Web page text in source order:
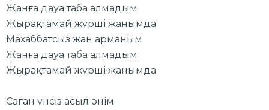
Жанға дауа таба алмадым
Жырақтамай жүрші жанымда
Махаббатсыз жан арманым
Жанға дауа таба алмадым
Жырақтамай жүрші жанымда
Саған үнсіз асыл әнім